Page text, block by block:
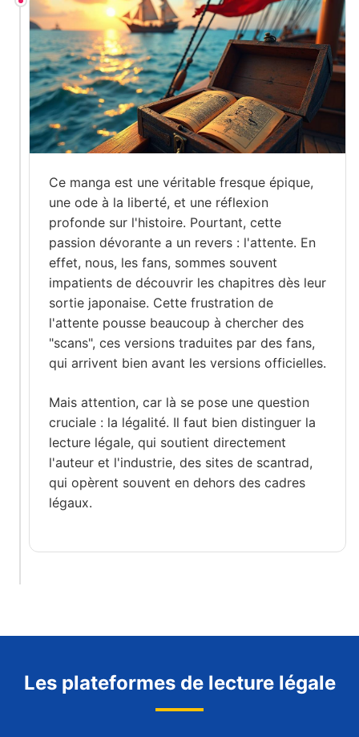
Ce manga est une véritable fresque épique,
une ode à la liberté, et une réflexion
profonde sur l'histoire. Pourtant, cette
passion dévorante a un revers : l'attente. En
effet, nous, les fans, sommes souvent
impatients de découvrir les chapitres dès leur
sortie japonaise. Cette frustration de
l'attente pousse beaucoup à chercher des
"scans", ces versions traduites par des fans,
qui arrivent bien avant les versions officielles.
Mais attention, car là se pose une question
cruciale : la légalité. Il faut bien distinguer la
lecture légale, qui soutient directement
l'auteur et l'industrie, des sites de scantrad,
qui opèrent souvent en dehors des cadres
légaux.
Les plateformes de lecture légale